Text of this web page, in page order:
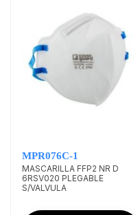
MPR076C-1
MASCARILLA FFP2 NR D
6RSV020 PLEGABLE
S/VALVULA